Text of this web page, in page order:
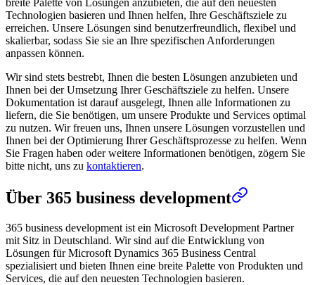
Technologien basieren und Ihnen helfen, Ihre Geschäftsziele zu
erreichen. Unsere Lösungen sind benutzerfreundlich, flexibel und
skalierbar, sodass Sie sie an Ihre spezifischen Anforderungen
anpassen können.
Wir sind stets bestrebt, Ihnen die besten Lösungen anzubieten und
Ihnen bei der Umsetzung Ihrer Geschäftsziele zu helfen. Unsere
Dokumentation ist darauf ausgelegt, Ihnen alle Informationen zu
liefern, die Sie benötigen, um unsere Produkte und Services optimal
zu nutzen. Wir freuen uns, Ihnen unsere Lösungen vorzustellen und
Ihnen bei der Optimierung Ihrer Geschäftsprozesse zu helfen. Wenn
Sie Fragen haben oder weitere Informationen benötigen, zögern Sie
bitte nicht, uns zu kontaktieren.
Über 365 business development
365 business development ist ein Microsoft Development Partner
mit Sitz in Deutschland. Wir sind auf die Entwicklung von
Lösungen für Microsoft Dynamics 365 Business Central
spezialisiert und bieten Ihnen eine breite Palette von Produkten und
Services, die auf den neuesten Technologien basieren.